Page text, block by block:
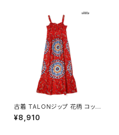
古着 TALONジップ 花柄 コット
ン ロング丈 キャミソール ワンピ
ース 赤 (otu2605048)
¥8,910